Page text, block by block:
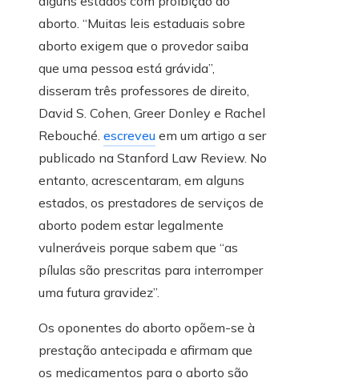
aborto. “Muitas leis estaduais sobre
aborto exigem que o provedor saiba
que uma pessoa está grávida”,
disseram três professores de direito,
David S. Cohen, Greer Donley e Rachel
Rebouché. escreveu em um artigo a ser
publicado na Stanford Law Review. No
entanto, acrescentaram, em alguns
estados, os prestadores de serviços de
aborto podem estar legalmente
vulneráveis ​​porque sabem que “as
pílulas são prescritas para interromper
uma futura gravidez”.
Os oponentes do aborto opõem-se à
prestação antecipada e afirmam que
os medicamentos para o aborto são